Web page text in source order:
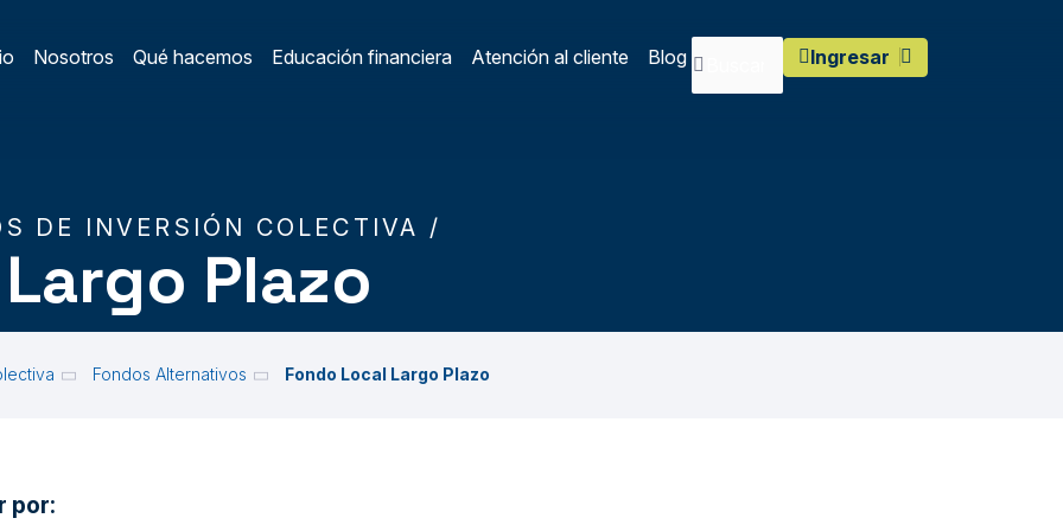
Menu
Nosotros Qué hacemos Educación financiera Atención al cliente Blog Ingresar
DE INVERSIÓN COLECTIVA /
Plazo
Fondos Alternativos Fondo Local Largo Plazo
por: